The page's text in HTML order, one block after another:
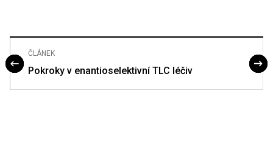
ČLÁNEK
Pokroky v enantioselektivní TLC léčiv